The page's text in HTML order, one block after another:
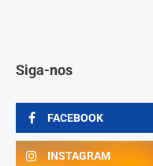
Siga-nos
FACEBOOK
INSTAGRAM